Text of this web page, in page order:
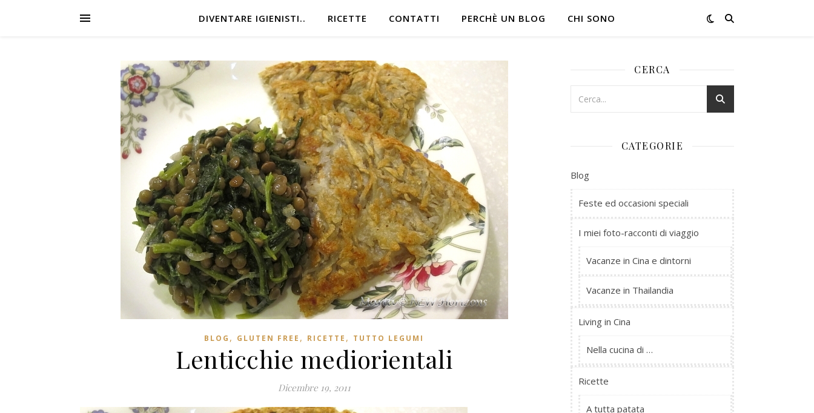
DIVENTARE IGIENISTI.. RICETTE CONTATTI PERCHÈ UN BLOG CHI SONO
BLOG , GLUTEN FREE , RICETTE , TUTTO LEGUMI
Lenticchie mediorientali
Dicembre 19, 2011
CERCA
CATEGORIE
Blog
Feste ed occasioni speciali
I miei foto-racconti di viaggio
Vacanze in Cina e dintorni
Vacanze in Thailandia
Living in Cina
Nella cucina di …
Ricette
A tutta patata